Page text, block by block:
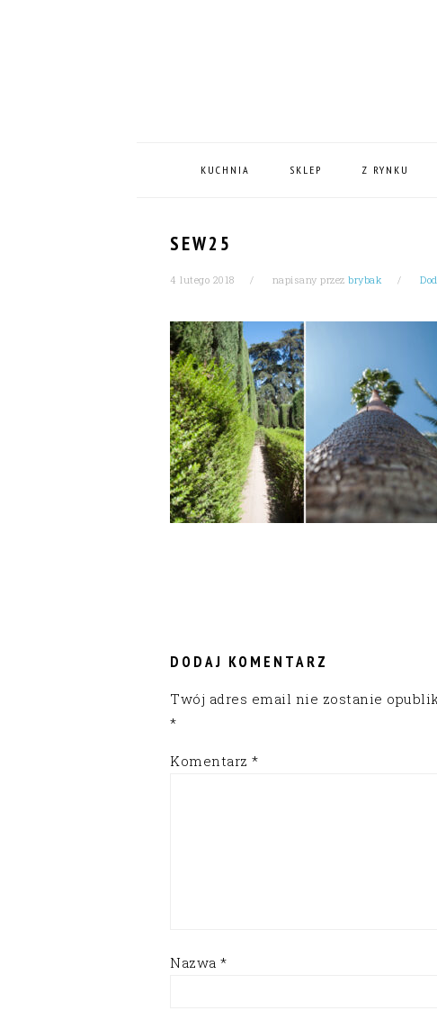
KUCHNIA SKLEP Z RYNKU
SEW25
4 lutego 2018 napisany przez brybak
DODAJ KOMENTARZ
Twój adres email nie zostanie
*
Komentarz *
Nazwa *